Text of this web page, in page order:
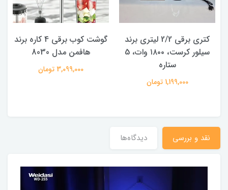
کتری برقی 2/2 لیتری برند
سیلور کرست، ۱۸۰۰ وات، 5
ستاره
1,199,000 تومان
گوشت کوب برقی 4 کاره برند
هافمن مدل 8030
3,099,000 تومان
نقد و بررسی دیدگاه‌ها